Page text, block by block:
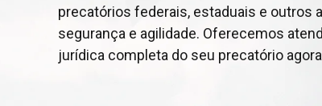
Contamos com equipe altamente
precatórios federais, estaduais e outros
segurança jurídica e agilidade.
Planejamento tributário evita
muitas empresas pagam tributos acima
asseguram conformidade e ganhos
precatórios federais, estaduais e outros
segurança e agilidade. Oferecemos
jurídica completa do seu precatório